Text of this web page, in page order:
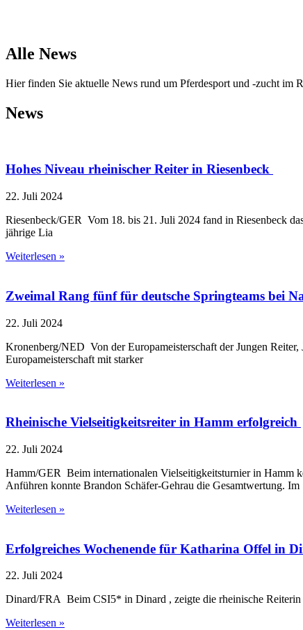
Alle News
Hier finden Sie aktuelle News rund um Pferdesport und -zucht im
News
Hohes Niveau rheinischer Reiter in Riesenbeck
22. Juli 2024
Riesenbeck/GER Vom 18. bis 21. Juli 2024 fand in Riesenbeck
jährige Lia
Weiterlesen »
Zweimal Rang fünf für deutsche Springteams bei
22. Juli 2024
Kronenberg/NED Von der Europameisterschaft der Jungen
Europameisterschaft mit starker
Weiterlesen »
Rheinische Vielseitigkeitsreiter in Hamm erfolgreich
22. Juli 2024
Hamm/GER Beim internationalen Vielseitigkeitsturnier in Hamm
Anführen konnte Brandon Schäfer-Gehrau die Gesamtwertung. Im
Weiterlesen »
Erfolgreiches Wochenende für Katharina Offel in
22. Juli 2024
Dinard/FRA Beim CSI5* in Dinard , zeigte die rheinische
Weiterlesen »